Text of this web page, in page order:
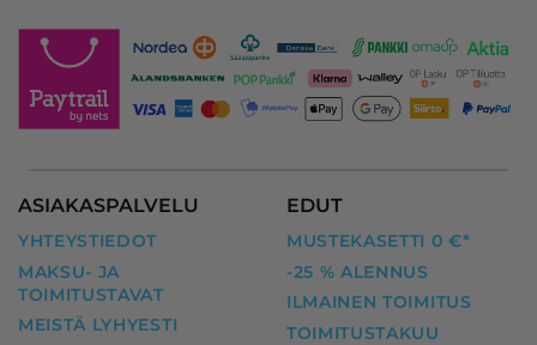
ASIAKASPALVELU
YHTEYSTIEDOT
MAKSU- JA
TOIMITUSTAVAT
MEISTÄ LYHYESTI
EDUT
MUSTEKASETTI 0 €*
-25 % ALENNUS
ILMAINEN TOIMITUS
TOIMITUSTAKUU